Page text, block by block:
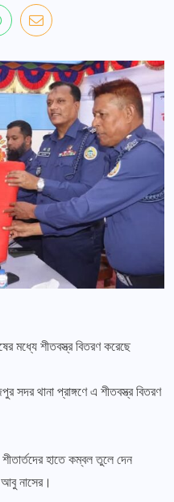
মধ্যে শীতবস্ত্র বিতরণ করেছে
সদর থানা প্রাঙ্গণে এ শীতবস্ত্র বিতরণ
হাতে কম্বল তুলে দেন
নাসের।